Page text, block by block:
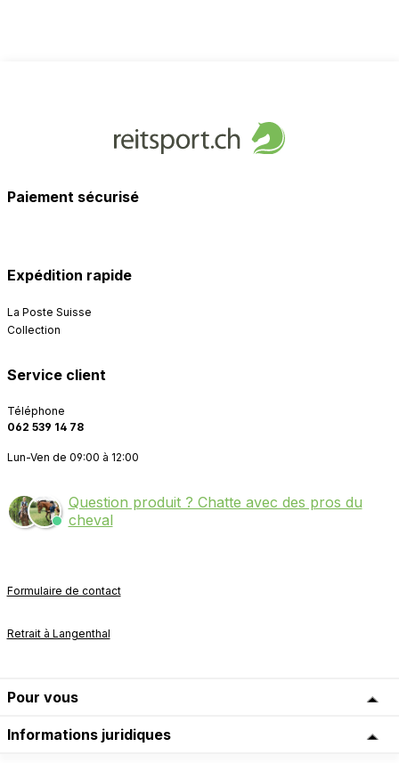
Paiement sécurisé
Expédition rapide
La Poste Suisse
Collection
Service client
Téléphone
062 539 14 78
Lun-Ven de 09:00 à 12:00
Question produit ? Chatte avec des pros du
cheval
Formulaire de contact
Retrait à Langenthal
Pour vous
Informations juridiques